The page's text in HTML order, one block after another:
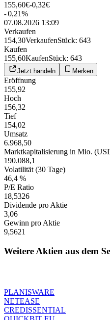
155,60€-0,32€
-0,21%
07.08.2026 13:09
Verkaufen
154,30VerkaufenStück: 643
Kaufen
155,60KaufenStück: 643
Jetzt handeln Merken
Eröffnung
155,92
Hoch
156,32
Tief
154,02
Umsatz
6.968,50
Marktkapitalisierung in Mio.
190.088,1
Volatilität (30 Tage)
46,4 %
P/E Ratio
18,5326
Dividende pro Aktie
3,06
Gewinn pro Aktie
9,5621
Weitere Aktien aus dem
PLANISWARE
NETEASE
CREDISSENTIAL